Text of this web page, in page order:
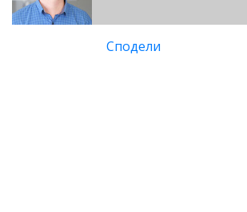
Сподели